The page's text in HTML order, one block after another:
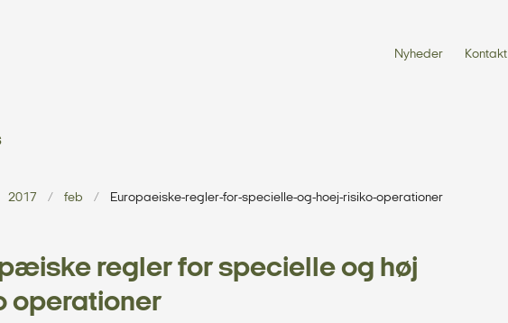
Nyheder Kontakt
2017 feb Europaeiske-regler-for-specielle-og-hoej-risiko-operationer
regler for specielle og høj
operationer